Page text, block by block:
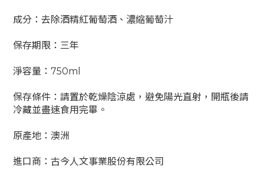
成分：去除酒精紅葡萄酒、濃縮葡萄汁
保存期限：三年
淨容量：750ml
保存條件：請置於乾燥陰涼處，避免陽光直射，開瓶後請
冷藏並盡速食用完畢。
原產地：澳洲
進口商：古今人文事業股份有限公司